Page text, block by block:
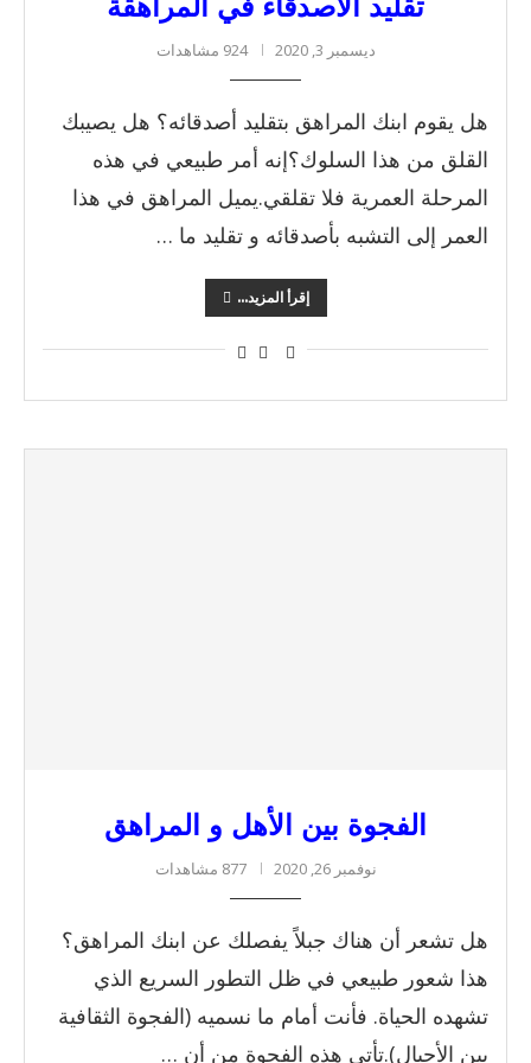
ديسمبر 3, 2020 924 مشاهدات
هل يقوم ابنك المراهق بتقليد أصدقائه؟ هل يصيبك
القلق من هذا السلوك؟إنه أمر طبيعي في هذه
المرحلة العمرية فلا تقلقي.يميل المراهق في هذا
العمر إلى التشبه بأصدقائه و تقليد ما …
إقرأ المزيد...
الفجوة بين الأهل و المراهق
نوفمبر 26, 2020 877 مشاهدات
هل تشعر أن هناك جبلاً يفصلك عن ابنك المراهق؟
هذا شعور طبيعي في ظل التطور السريع الذي
تشهده الحياة. فأنت أمام ما نسميه (الفجوة الثقافية
بين الأجيال).تأتي هذه الفجوة من أن …